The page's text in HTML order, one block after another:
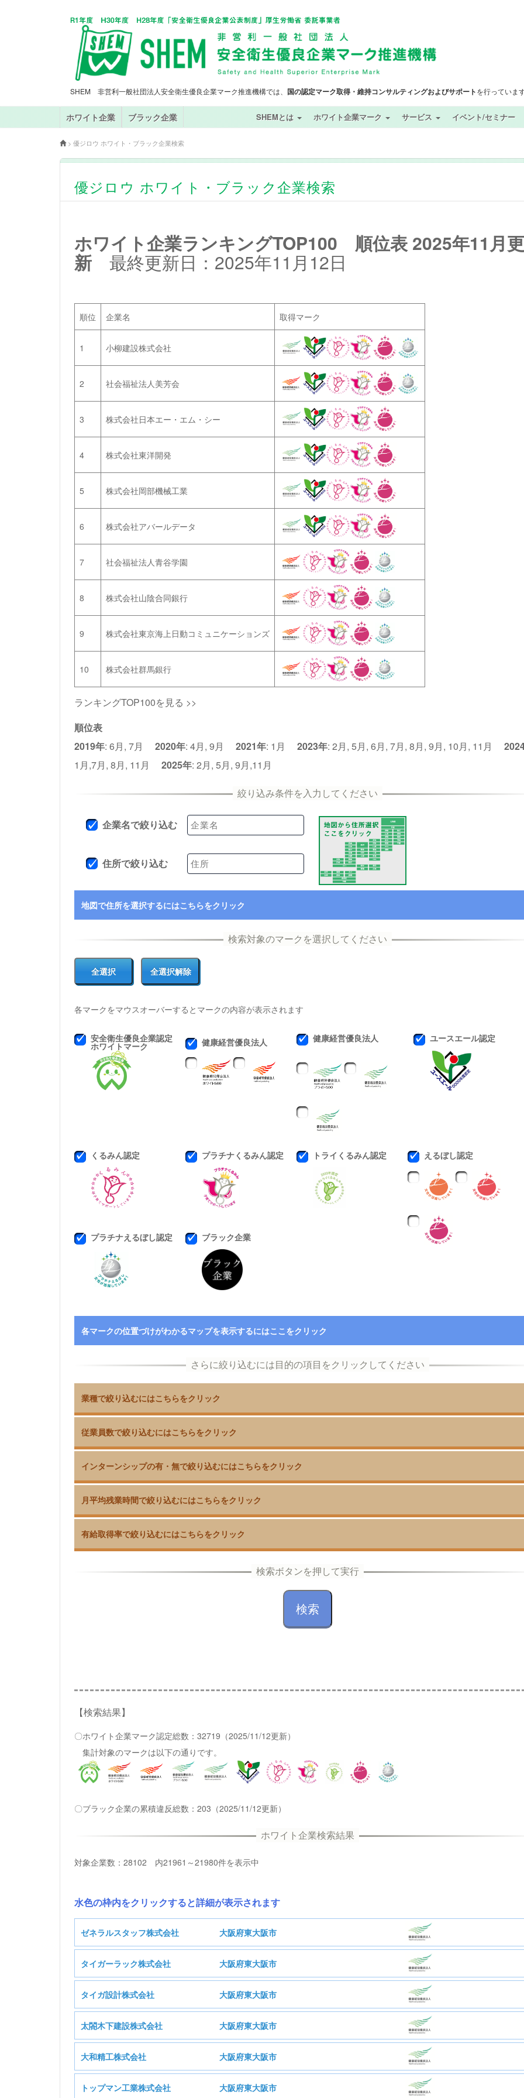
SHEM 非営利一般社団法人安全衛生優良企業マーク推進機構では、 国の認定マーク取得・維持コンサルティングおよびサポートを行っていま
ホワイト企業 ブラック企業 SHEMとは ホワイト企業マーク サービス イベント/セミナー
> 優ジロウ ホワイト・ブラック企業検索
優ジロウ ホワイト・ブラック企業検索
ホワイト企業ランキングTOP100 順位表 2025年11月更
新 最終更新日：2025年11月12日
順位 企業名 取得マーク
1 小柳建設株式会社
2 社会福祉法人美芳会
3 株式会社日本エー・エム・シー
4 株式会社東洋開発
5 株式会社岡部機械工業
6 株式会社アバールデータ
7 社会福祉法人青谷学園
8 株式会社山陰合同銀行
9 株式会社東京海上日動コミュニケーションズ
10 株式会社群馬銀行
ランキングTOP100を見る >>
順位表
2019年: 6月, 7月 2020年: 4月, 9月 2021年: 1月 2023年: 2月, 5月, 6月, 7月, 8月, 9月, 10月, 11月
1月,7月, 8月, 11月 2025年: 2月, 5月, 9月,11月
企業名で絞り込む
住所で絞り込む
地図で住所を選択するにはこちらをクリック
各マークをマウスオーバーするとマークの内容が表示されます
安全衛生優良企業認定
ホワイトマーク 健康経営優良法人 健康経営優良法人 ユースエール認定
くるみん認定 プラチナくるみん認定 トライくるみん認定 えるぼし認定
プラチナえるぼし認定 ブラック企業
各マークの位置づけがわかるマップを表示するにはここをクリック
業種で絞り込むにはこちらをクリック
従業員数で絞り込むにはこちらをクリック
インターンシップの有・無で絞り込むにはこちらをクリック
月平均残業時間で絞り込むにはこちらをクリック
有給取得率で絞り込むにはこちらをクリック
【検索結果】
〇ホワイト企業マーク認定総数：32719（2025/11/12更新）
集計対象のマークは以下の通りです。
〇ブラック企業の累積違反総数：203（2025/11/12更新）
対象企業数：28102 内21961～21980件を表示中
水色の枠内をクリックすると詳細が表示されます
ゼネラルスタッフ株式会社 大阪府東大阪市
ゼネラルスタッフ株式会社
基本情報
業種
タイガーラック株式会社 大阪府東大阪市
タイガーラック株式会社
基本情報
業種 卸売業
タイガ設計株式会社 大阪府東大阪市
タイガ設計株式会社
基本情報
太閤木下建設株式会社 大阪府東大阪市
太閤木下建設株式会社
大和精工株式会社 大阪府東大阪市
トップマン工業株式会社 大阪府東大阪市